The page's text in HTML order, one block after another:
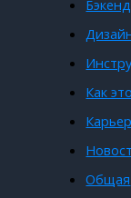
Бэкенд
Как
Общая